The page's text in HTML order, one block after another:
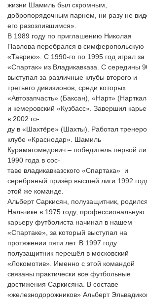
жизни Шамиль был скромным,
добропорядочным парнем, ни разу не
его разозлившимся».
В 1989 году по приглашению Николая
Павлова перебрался в симферопольскую
«Таврию». С 1990-го по 1995 год играл за
«Спартак» из Владикавказа. С середины
выступал за различные клубы второго и
третьего дивизионов, среди которых
«Автозапчасть» (Баксан), «Нарт»
и кемеровский «Кузбасс». Завершил
в 2002 го-
ду в «Шахтёре» (Шахты). Работал
клубе «Краснодар». Шамиль
Курамагомедович – победитель первой
1990 года в сос-
таве владикавказского «Спартака» и
серебряный призёр высшей лиги 1992
этой же команде.
Альберт Саркисян, полузащитник,
Нальчике в 1975 году, профессиональную
карьеру футболиста начинал в нашем
«Спартаке», за который выступал на
протяжении пяти лет. В 1997 году
полузащитник перешёл в московский
«Локомотив». Именно с этой командой
связаны практически все футбольные
достижения Саркисяна. В составе
«железнодорожников» Альберт